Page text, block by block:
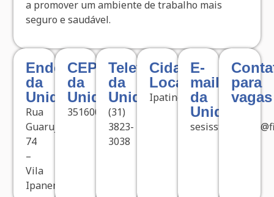
a promover um ambiente de trabalho mais
seguro e saudável.
Endereço
da
Unidade
Rua
Guarujá,
74
–
Vila
Ipanema
CEP
da
Unidade
35160054
Telefone
da
Unidade
(31)
3823-
3038
Cidade
Localizada
Ipatinga
E-
mail
da
Unidade
para
vagas